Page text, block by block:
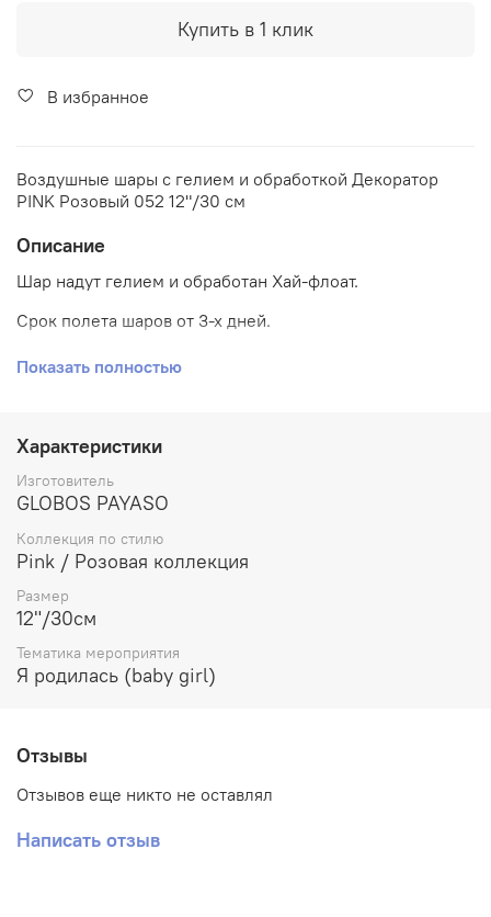
Купить в 1 клик
В избранное
Воздушные шары с гелием и обработкой Декоратор
PINK Розовый 052 12"/30 см
Описание
Шар надут гелием и обработан Хай-флоат.
Срок полета шаров от 3-х дней.
Воздушные шары типа "декоратор" цвета "PINK 052"
Показать полностью
Характеристики
Изготовитель
GLOBOS PAYASO
Коллекция по стилю
Pink / Розовая коллекция
Размер
12"/30см
Тематика мероприятия
Я родилась (baby girl)
Отзывы
Отзывов еще никто не оставлял
Написать отзыв